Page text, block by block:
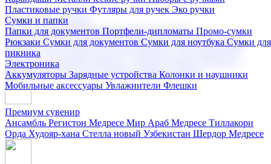
Пластиковые ручки Футляры для ручек Эко ручки
Сумки и папки
Папки для документов Портфели-дипломаты Промо-сумки
Рюкзаки Сумки для документов Сумки для ноутбука Сумки для
пикника
Электроника
Аккумуляторы Зарядные устройства Колонки и наушники
Мобильные аксессуары Увлажнители Флешки
Подарочные наборы
Бизнес наборыКофейные наборы Кошельки
Наборы из кожиНаборы ручекНаборы с аккумуляторами
Наборы с бутылками для воды
Наборы с ежедневниками
Наборы с кружками
флешкамиНовогодние наборыЧайные наборы
Премиум сувенир
Ансамбль Регистон Медресе Мир Араб Медресе Тиллакори
Орда Худояр-хана Стелла новый Узбекистан Шердор Медресе